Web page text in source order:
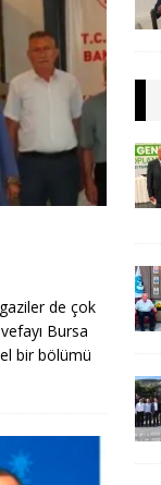
de çok
Bursa
bir bölümü